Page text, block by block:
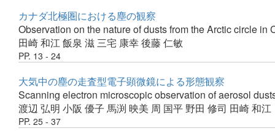
カナダ北極圏における塵の観察
Observation on the nature of dusts from the Arctic circle in
田崎 和江飯泉 滋三宅 康幸後藤 仁敏
PP. 13 - 24
大気中の塵の走査型電子顕微鏡による形態観察
Scanning electron microscopic observation of aerosol
渡辺 弘明 小阪 優子 馬渕 映美 周 国平 野田 修司 田崎 和江
PP. 25 - 37